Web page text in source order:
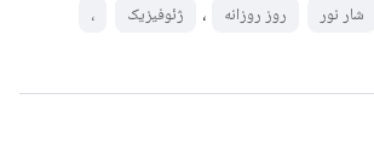
شار نور روز روزانه ، ژئوفیزیک ،